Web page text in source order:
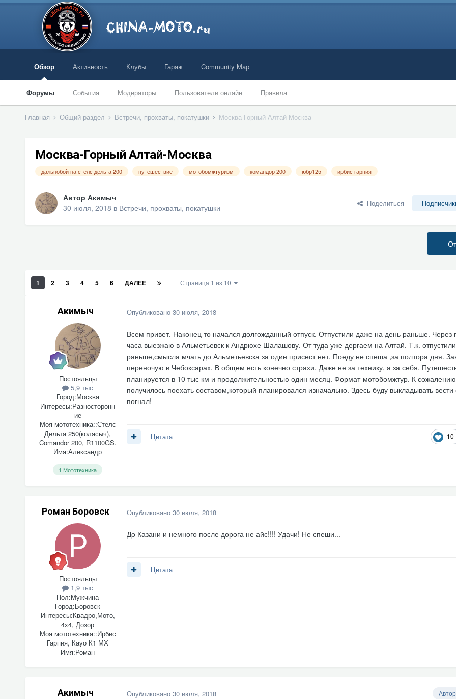
Обзор
Форумы События Модераторы Пользователи онлайн Правила
Активность Клубы Гараж Community Map
Главная Общий раздел Встречи, прохваты, покатушки Москва-Горный Алтай-Москва
Москва-Горный Алтай-Москва
дальнобой на стелс дельта 200 путешествие мотобомжтуризм командор 200 юбр125 ирбис гарпия
Автор Акимыч
30 июля, 2018 в Встречи, прохваты, покатушки Поделиться
1 2 3 4 5 6 ДАЛЕЕ Страница 1 из 10
Акимыч
Постояльцы
5,9 тыс
Город:Москва
Интересы:Разносторонн
ие
Моя мототехника::Стелс
Дельта 250(колясыч),
Comandor 200, R1100GS.
Имя:Александр
1 Мототехника
Опубликовано 30 июля, 2018
Всем привет. Наконец то начался долгожданный отпуск. Отпустили даже на день раньше. Через
часа выезжаю в Альметьевск к Андрюхе Шалашову. От туда уже дергаем на Алтай. Т.к.
раньше,смысла мчать до Альметьевска за один присест нет. Поеду не спеша ,за полтора дня.
переночую в Чебоксарах. В общем есть конечно страхи. Даже не за технику, а за себя.
планируется в 10 тыс км и продолжительностью один месяц. Формат-мотобомжтур. К
получилось поехать составом,который планировался изначально. Здесь буду выкладывать
погнал!
10
Цитата
Роман Боровск
Постояльцы
1,9 тыс
Пол:Мужчина
Город:Боровск
Интересы:Квадро,Мото,
4х4, Дозор
Моя мототехника::Ирбис
Гарпия, Кауо К1 МХ
Имя:Роман
Опубликовано 30 июля, 2018
До Казани и немного после дорога не айс!!!! Удачи! Не спеши...
Цитата
Акимыч Автор
Опубликовано 30 июля, 2018